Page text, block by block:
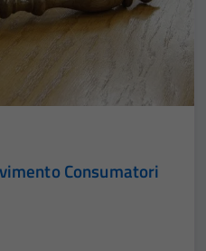
Consumatori